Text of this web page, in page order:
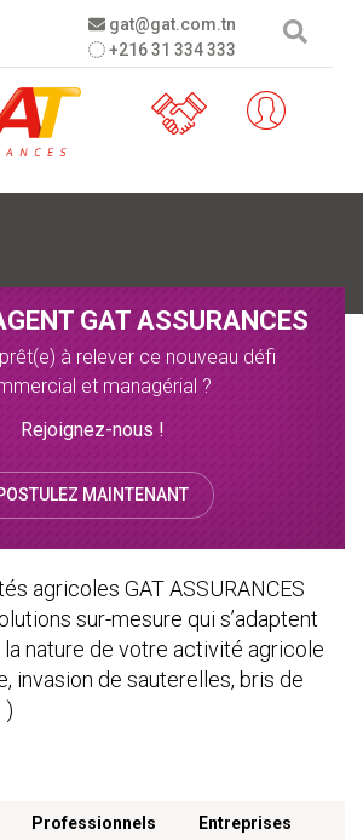
gat@gat.com.tn
+216 31 334 333
GAT ASSURANCES
à relever ce nouveau défi
et managérial ?
Rejoignez-nous !
MAINTENANT
agricoles GAT ASSURANCES
sur-mesure qui s’adaptent
nature de votre activité agricole
invasion de sauterelles, bris de
)
Professionnels Entreprises